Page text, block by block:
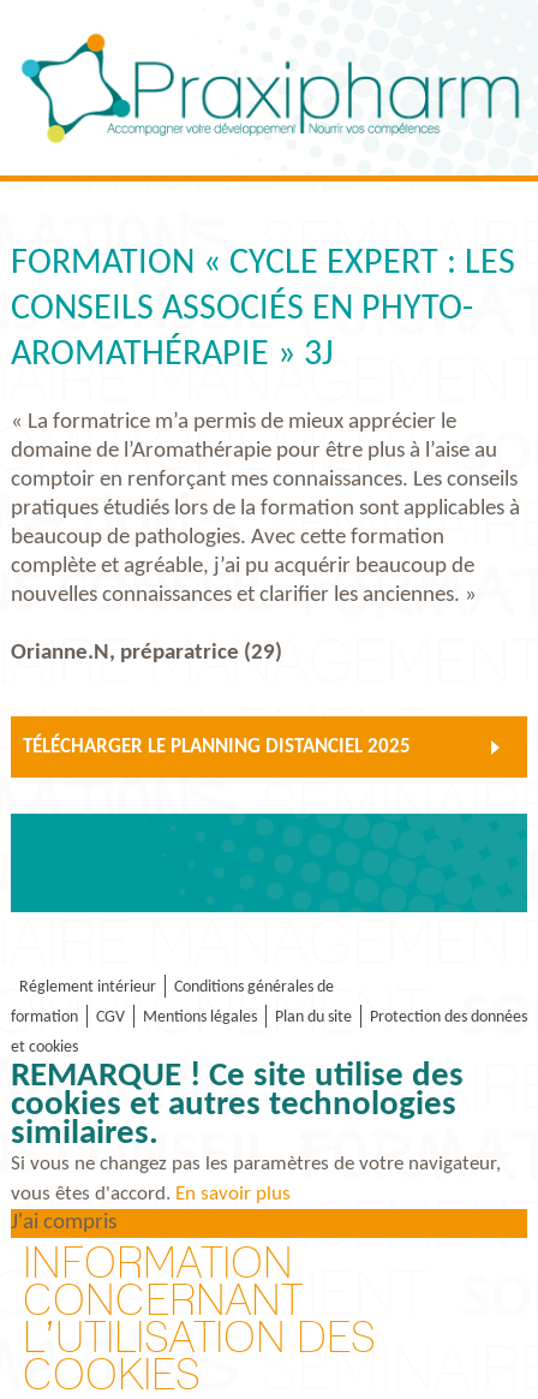
FORMATION « CYCLE EXPERT : LES
CONSEILS ASSOCIÉS EN PHYTO-
AROMATHÉRAPIE » 3J
« La formatrice m’a permis de mieux apprécier le
domaine de l’Aromathérapie pour être plus à l’aise au
comptoir en renforçant mes connaissances. Les conseils
pratiques étudiés lors de la formation sont applicables à
beaucoup de pathologies. Avec cette formation
complète et agréable, j’ai pu acquérir beaucoup de
nouvelles connaissances et clarifier les anciennes. »
Orianne.N, préparatrice (29)
TÉLÉCHARGER LE PLANNING DISTANCIEL 2025
Réglement intérieur
Conditions générales de
formation
CGV Mentions légales Plan du site
Protection des données
et cookies
REMARQUE ! Ce site utilise des
cookies et autres technologies
similaires.
Si vous ne changez pas les paramètres de votre navigateur,
vous êtes d'accord. En savoir plus
J'ai compris
INFORMATION
CONCERNANT
L’UTILISATION DES
COOKIES